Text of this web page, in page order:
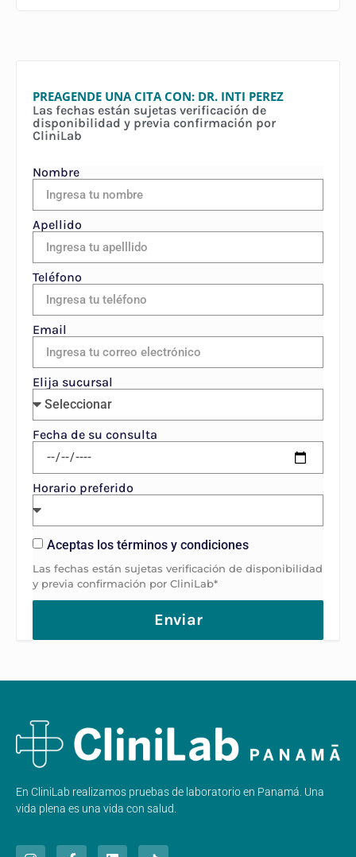
PREAGENDE UNA CITA CON: DR. INTI PEREZ
Las fechas están sujetas verificación de
disponibilidad y previa confirmación por
CliniLab
Nombre
Apellido
Teléfono
Email
Elija sucursal
Fecha de su consulta
Horario preferido
Aceptas los términos y condiciones
Las fechas están sujetas verificación de disponibilidad
y previa confirmación por CliniLab*
Enviar
En CliniLab realizamos pruebas de laboratorio en Panamá. Una
vida plena es una vida con salud.